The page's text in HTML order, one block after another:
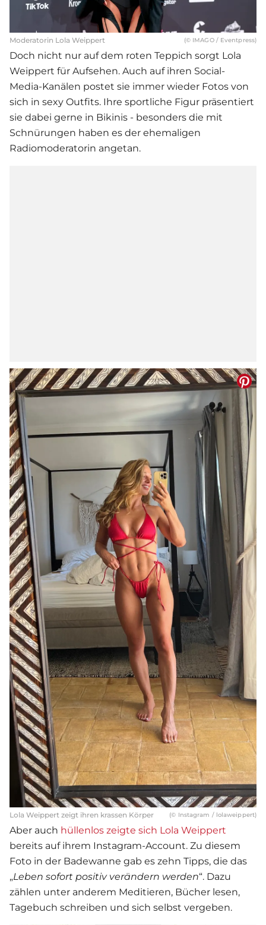
Moderatorin Lola Weippert (© IMAGO / Eventpress)
Doch nicht nur auf dem roten Teppich sorgt Lola
Weippert für Aufsehen. Auch auf ihren Social-
Media-Kanälen postet sie immer wieder Fotos von
sich in sexy Outfits. Ihre sportliche Figur präsentiert
sie dabei gerne in Bikinis - besonders die mit
Schnürungen haben es der ehemaligen
Radiomoderatorin angetan.
Lola Weippert zeigt ihren krassen Körper (© Instagram / lolaweippert)
Aber auch hüllenlos zeigte sich Lola Weippert
bereits auf ihrem Instagram-Account. Zu diesem
Foto in der Badewanne gab es zehn Tipps, die das
„Leben sofort positiv verändern werden“. Dazu
zählen unter anderem Meditieren, Bücher lesen,
Tagebuch schreiben und sich selbst vergeben.